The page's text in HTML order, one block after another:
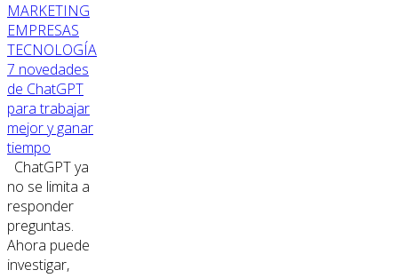
MARKETING
EMPRESAS
TECNOLOGÍA
7 novedades
de ChatGPT
para trabajar
mejor y ganar
tiempo
ChatGPT ya
no se limita a
responder
preguntas.
Ahora puede
investigar,